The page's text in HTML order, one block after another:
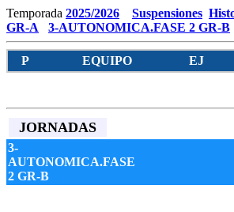
Temporada 2025/2026 Suspensiones
GR-A
3-AUTONOMICA.FASE 2 GR-B
P EQUIPO EJ
JORNADAS
3-
AUTONOMICA.FASE
2 GR-B